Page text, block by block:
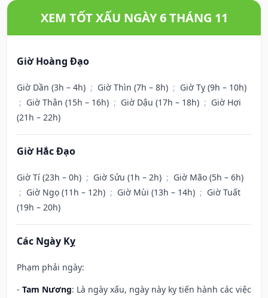
XEM TỐT XẤU NGÀY 6 THÁNG 11
Giờ Hoàng Đạo
Giờ Dần (3h – 4h) ; Giờ Thìn (7h – 8h) ; Giờ Tỵ (9h – 10h)
; Giờ Thân (15h – 16h) ; Giờ Dậu (17h – 18h) ; Giờ Hợi
(21h – 22h)
Giờ Hắc Đạo
Giờ Tí (23h – 0h) ; Giờ Sửu (1h – 2h) ; Giờ Mão (5h – 6h)
; Giờ Ngọ (11h – 12h) ; Giờ Mùi (13h – 14h) ; Giờ Tuất
(19h – 20h)
Các Ngày Kỵ
Phạm phải ngày:
- Tam Nương: Là ngày xấu, ngày này kỵ tiến hành các việc